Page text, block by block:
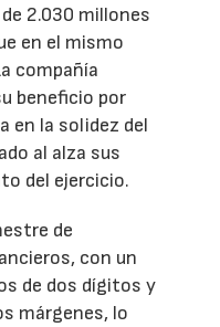
2.030 millones
en el mismo
compañía
beneficio por
en la solidez del
al alza sus
del ejercicio.
de
con un
de dos dígitos y
márgenes, lo